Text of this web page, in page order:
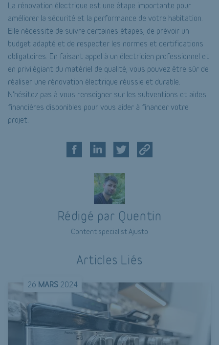
La rénovation électrique est une étape importante pour
améliorer la sécurité et la performance de votre habitation.
Elle nécessite de suivre certaines étapes, de prévoir un
budget adapté et de respecter les normes et certifications
obligatoires. En faisant appel à un électricien professionnel et
en privilégiant du matériel de qualité, vous pouvez être sûr de
réaliser une rénovation électrique réussie et durable.
N'hésitez pas à vous renseigner sur les subventions et aides
financières disponibles pour vous aider à financer votre
projet.
Rédigé par Quentin
Content specialist Ajusto
Articles Liés
26 MARS 2024